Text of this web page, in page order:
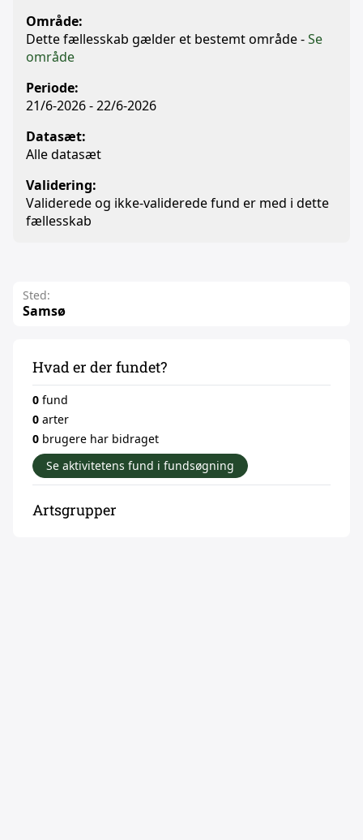
Område:
Dette fællesskab gælder et bestemt område -Se
område
Periode:
21/6-2026 - 22/6-2026
Datasæt:
Alle datasæt
Validering:
Validerede og ikke-validerede fund er med i dette
fællesskab
Sted:
Samsø
Hvad er der fundet?
0 fund
0 arter
0 brugere har bidraget
Se aktivitetens fund i fundsøgning
Artsgrupper